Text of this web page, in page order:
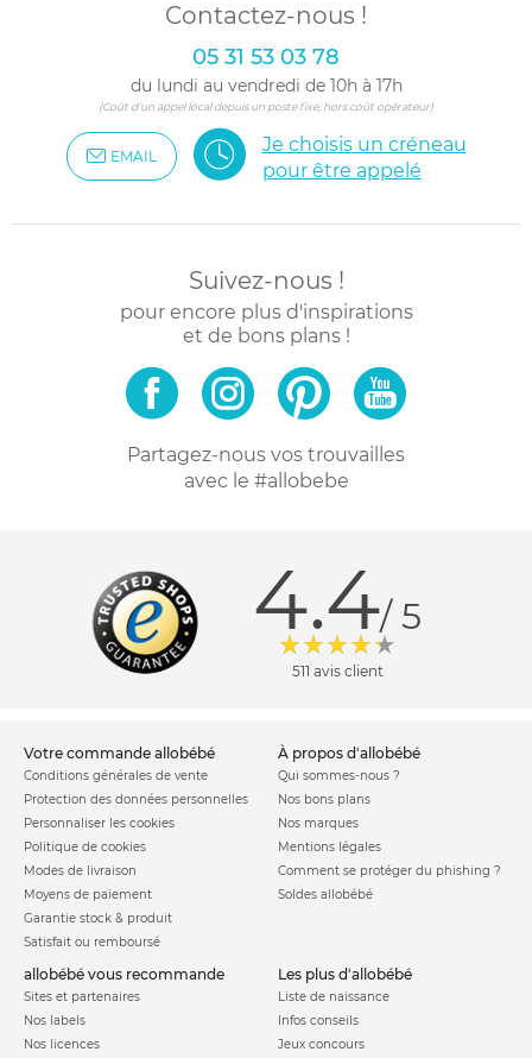
Contactez-nous !
05 31 53 03 78
du lundi au vendredi de 10h à 17h
(Coût d'un appel local depuis un poste fixe, hors coût opérateur)
EMAIL
Je choisis un créneau
pour être appelé
Suivez-nous !
pour encore plus d'inspirations
et de bons plans !
Partagez-nous vos trouvailles
avec le #allobebe
4.4/ 5
511 avis client
votre commande allobébé
Conditions générales de vente
Protection des données personnelles
Personnaliser les cookies
Politique de cookies
Modes de livraison
Moyens de paiement
Garantie stock & produit
Satisfait ou remboursé
à propos d'allobébé
Qui sommes-nous ?
Nos bons plans
Nos marques
Mentions légales
Comment se protéger du phishing ?
Soldes allobébé
allobébé vous recommande
Sites et partenaires
Nos labels
Nos licences
les plus d'allobébé
Liste de naissance
Infos conseils
Jeux concours